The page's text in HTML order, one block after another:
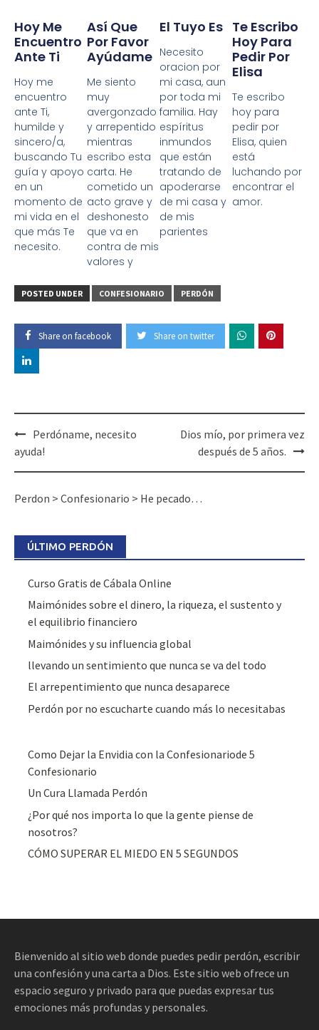
Hoy Me
Encuentro
Ante Ti
Hoy me
encuentro
ante Ti,
humilde y
sincero/a,
buscando Tu
guía y apoyo
en un
momento de
mi vida en el
que más Te
necesito.
Así Que
Por Favor
Ayúdame
Me siento
muy
avergonzado
y arrepentido
mientras
escribo esta
carta. He
cometido un
acto grave y
deshonesto
que va en
contra de mis
valores y
El Tuyo Es
Necesito
oracion por
mi casa, aun
por toda mi
familia. Hay
espíritus
inmundos
que están
tratando de
apoderarse
de mi casa y
de mis
parientes
Te Escribo
Hoy Para
Pedir Por
Elisa
Te escribo
hoy para
pedir por
Elisa, quien
está
luchando por
encontrar el
amor.
POSTED UNDER CONFESIONARIO PERDÓN
Share on facebook Share on twitter
Perdóname, necesito
ayuda!
Dios mío, por primera vez
después de 5 años.
Perdon > Confesionario > He pecado…
ÚLTIMO PERDÓN
Curso Gratis de Cábala Online
Maimónides sobre el dinero, la riqueza, el sustento y
el equilibrio financiero
Maimónides y su influencia global
llevando un sentimiento que nunca se va del todo
El arrepentimiento que nunca desaparece
Perdón por no escucharte cuando más lo necesitabas
Como Dejar la Envidia con la Confesionariode 5
Confesionario
Un Cura Llamada Perdón
¿Por qué nos importa lo que la gente piense de
nosotros?
CÓMO SUPERAR EL MIEDO EN 5 SEGUNDOS
Bienvenido al sitio web donde puedes pedir perdón, escribir
una confesión y una carta a Dios. Este sitio web ofrece un
espacio seguro y privado para que puedas expresar tus
emociones más profundas y personales.